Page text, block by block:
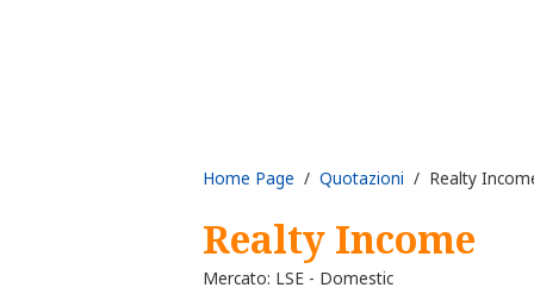
Home Page / Quotazioni / Realty
Realty Income
Mercato: LSE - Domestic